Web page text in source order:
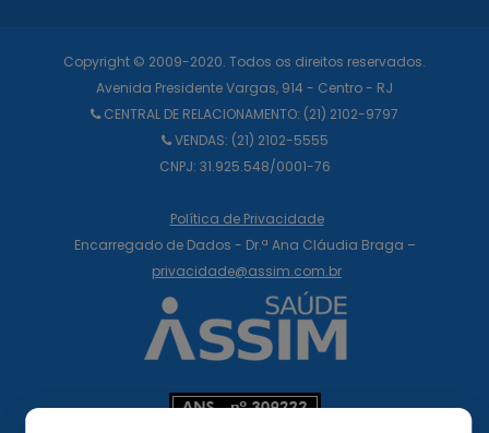
Copyright © 2009-2020. Todos os direitos reservados.
Avenida Presidente Vargas, 914 - Centro - RJ
CENTRAL DE RELACIONAMENTO: (21) 2102-9797
VENDAS: (21) 2102-5555
CNPJ: 31.925.548/0001-76
Política de Privacidade
Encarregado de Dados - Dr.ª Ana Cláudia Braga –
privacidade@assim.com.br